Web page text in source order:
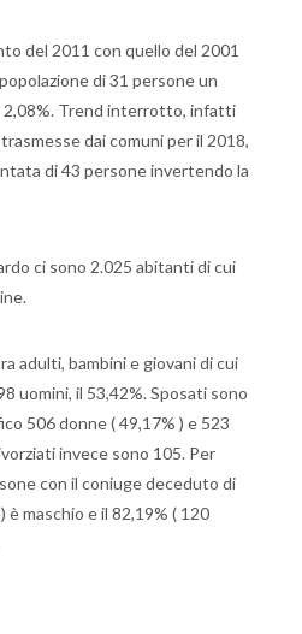
del 2011 con quello del 2001
di 31 persone un
Trend interrotto, infatti
dai comuni per il 2018,
di 43 persone invertendo la
ci sono 2.025 abitanti di cui
adulti, bambini e giovani di cui
uomini, il 53,42%. Sposati sono
506 donne ( 49,17% ) e 523
invece sono 105. Per
con il coniuge deceduto di
è maschio e il 82,19% ( 120